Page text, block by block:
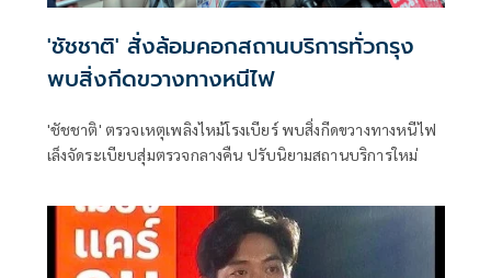
'ชัชชาติ' สั่งล้อมคอกสถานบริการทั่วกรุง
พบสิ่งกีดขวางทางหนีไฟ
'ชัชชาติ' ตรวจเหตุเพลิงไหม้โรงเบียร์ พบสิ่งกีดขวางทางหนีไฟ
เล็งจัดระเบียบสุ่มตรวจกลางคืน ปรับนิยามสถานบริการใหม่